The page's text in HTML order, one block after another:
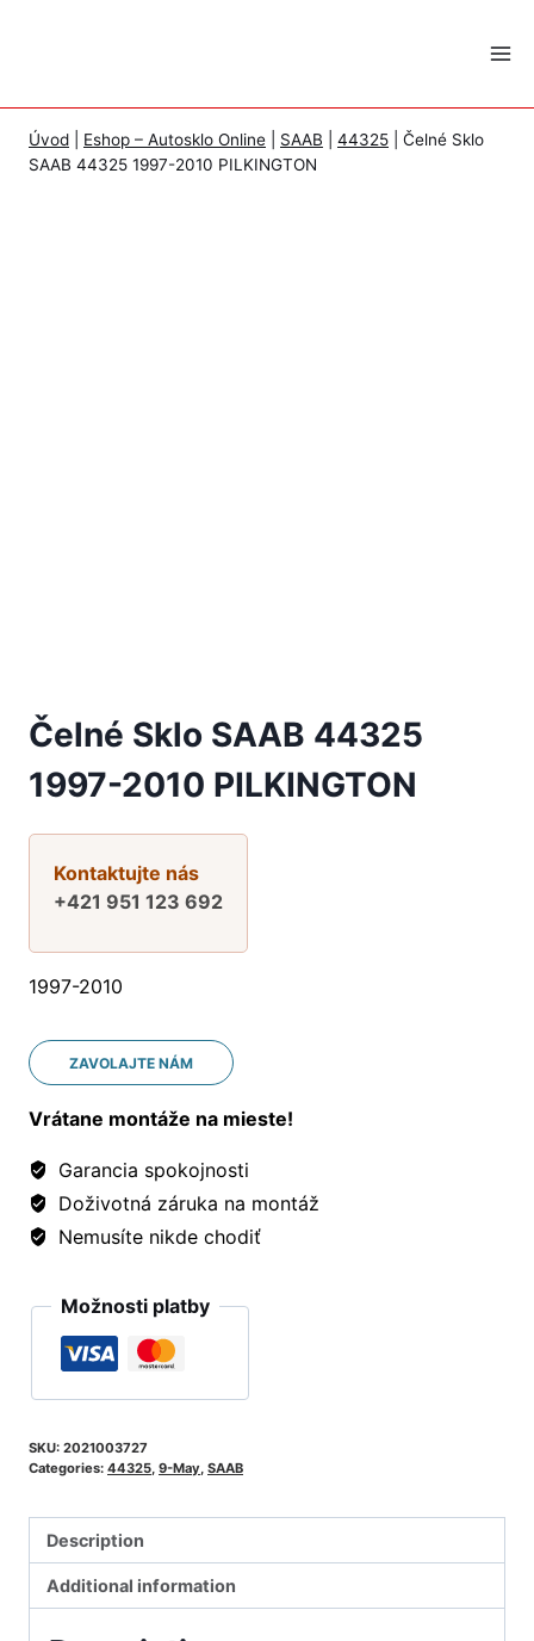
Úvod Eshop – Autosklo Online SAAB 44325
Čelné Sklo
SAAB 44325 1997-2010 PILKINGTON
Čelné Sklo SAAB 44325
1997-2010 PILKINGTON
Kontaktujte nás
+421 951 123 692
1997-2010
ZAVOLAJTE NÁM
Vrátane montáže na mieste!
Garancia spokojnosti
Doživotná záruka na montáž
Nemusíte nikde chodiť
Možnosti platby
SKU: 2021003727
Categories: 44325 9-May SAAB
Description
Additional information